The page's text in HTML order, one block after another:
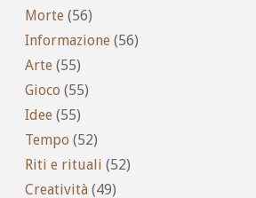
Morte (56)
Informazione (56)
Arte (55)
Gioco (55)
Idee (55)
Tempo (52)
Riti e rituali (52)
Creatività (49)